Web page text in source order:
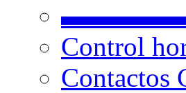
Control
Contactos